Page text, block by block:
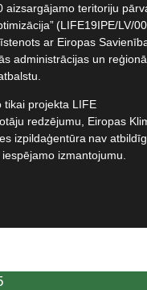
aizsargājamo teritoriju
(LIFE19IPE/LV/
ar Eiropas
administrācijas un
tikai projekta LIFE
redzējumu, Eiropas
izpildaģentūra nav
izmantojumu.​